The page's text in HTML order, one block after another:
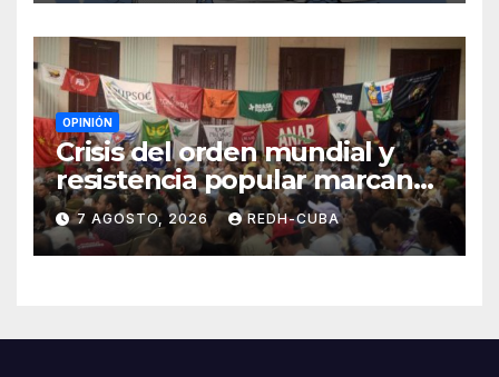
OPINIÓN
Crisis del orden mundial y
resistencia popular marcan
el inicio de la IV Asamblea
Continental de ALBA
Movimientos en Cuba
7 AGOSTO, 2026 REDH-CUBA